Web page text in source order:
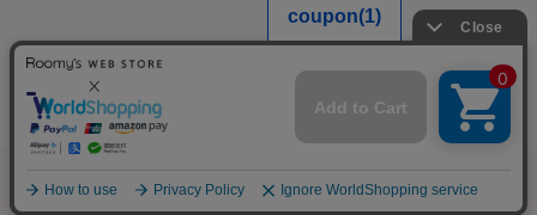
2026.7.29
熊本県熊本地方を震源とする地震による配送への影響につい
て